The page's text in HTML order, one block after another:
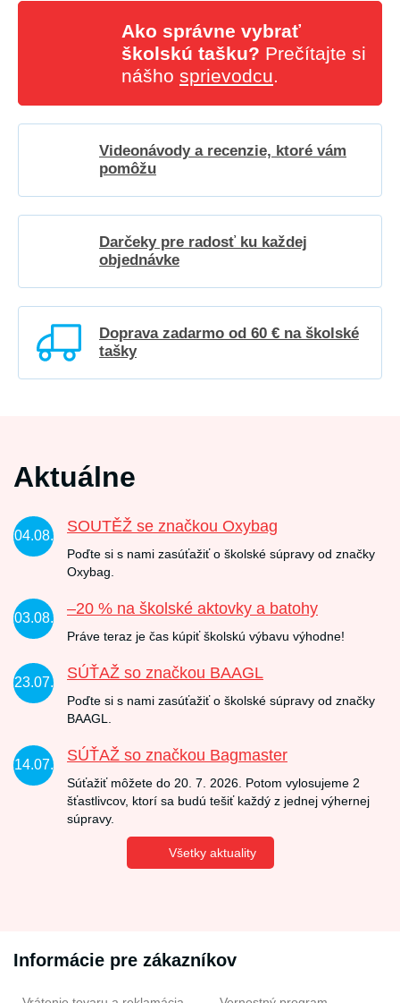
Ako správne vybrať
školskú tašku? Prečítajte si
nášho sprievodcu.
Videonávody a recenzie, ktoré vám
pomôžu
Darčeky pre radosť ku každej
objednávke
Doprava zadarmo od 60 € na školské
tašky
Aktuálne
04.08.
SOUTĚŽ se značkou Oxybag
Poďte si s nami zasúťažiť o školské súpravy od značky
Oxybag.
03.08.
–20 % na školské aktovky a batohy
Práve teraz je čas kúpiť školskú výbavu výhodne!
23.07.
SÚŤAŽ so značkou BAAGL
Poďte si s nami zasúťažiť o školské súpravy od značky
BAAGL.
14.07.
SÚŤAŽ so značkou Bagmaster
Súťažiť môžete do 20. 7. 2026. Potom vylosujeme 2
šťastlivcov, ktorí sa budú tešiť každý z jednej výhernej
súpravy.
Všetky aktuality
Informácie pre zákazníkov